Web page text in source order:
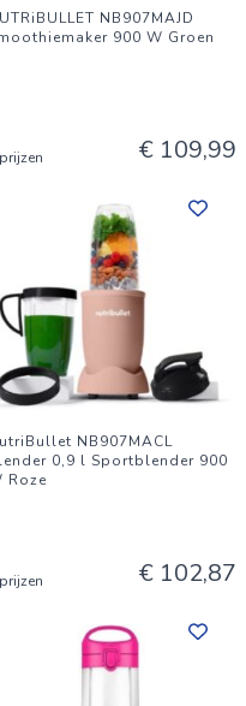
NB907MAJD
900 W Groen
€ 109,99
NB907MACL
0,9 l Sportblender 900
Roze
€ 102,87